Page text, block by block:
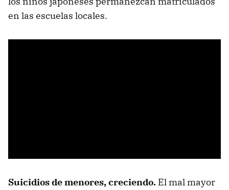
en las escuelas locales.
Suicidios de menores, creciendo. El mal mayor